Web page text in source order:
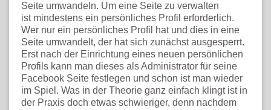
Seite umwandeln. Um eine Seite zu verwalten
ist mindestens ein persönliches Profil erforderlich.
Wer nur ein persönliches Profil hat und dies in eine
Seite umwandelt, der hat sich zunächst ausgesperrt.
Erst nach der Einrichtung eines neuen persönlichen
Profils kann man dieses als Administrator für seine
Facebook Seite festlegen und schon ist man wieder
im Spiel. Was in der Theorie ganz einfach klingt ist in
der Praxis doch etwas schwieriger, denn nachdem